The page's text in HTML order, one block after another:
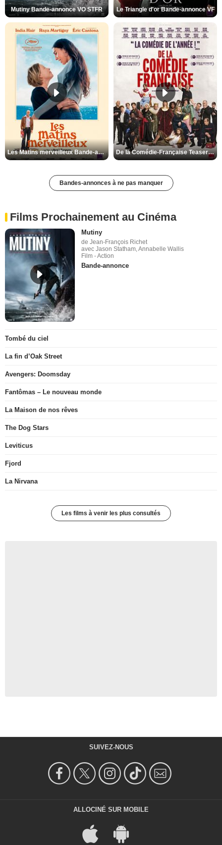
Mutiny Bande-annonce VO STFR Le Triangle d'or Bande-annonce VF
Les Matins merveilleux Bande-annonce VF De la Comédie-Française Teaser VF
Bandes-annonces à ne pas manquer
Films Prochainement au Cinéma
Mutiny
de Jean-François Richet
avec Jason Statham, Annabelle Wallis
Film - Action
Bande-annonce
Tombé du ciel
La fin d’Oak Street
Avengers: Doomsday
Fantômas – Le nouveau monde
La Maison de nos rêves
The Dog Stars
Leviticus
Fjord
La Nirvana
Les films à venir les plus consultés
SUIVEZ-NOUS
ALLOCINÉ SUR MOBILE